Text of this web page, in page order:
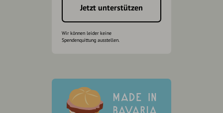
Jetzt unterstützen
Wir können leider keine
Spendenquittung ausstellen.